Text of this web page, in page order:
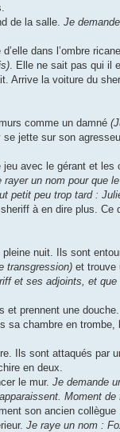
de la salle. Je
dans l’ombre
. Elle ne sait pas qui il
Arrive la voiture du
comme un damné
se jette sur son
avec le gérant et les
rayer un nom pour que
petit peu trop tard :
à en dire plus. Ce
nuit. Ils sont
transgression) et trouve
et ses adjoints, et
prennent une
sa chambre en trombe,
Ils sont attaqués par
en deux.
le mur. Je demande
Moment
son ancien
Je raye un nom :